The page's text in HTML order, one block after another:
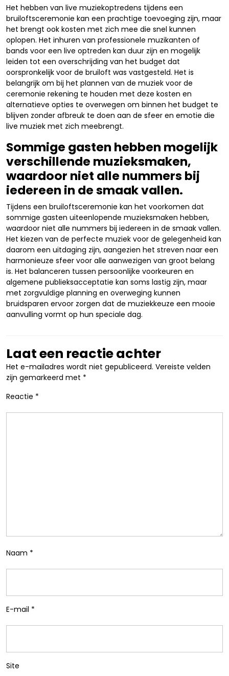
Het hebben van live muziekoptredens tijdens een
bruiloftsceremonie kan een prachtige toevoeging zijn, maar
het brengt ook kosten met zich mee die snel kunnen
oplopen. Het inhuren van professionele muzikanten of
bands voor een live optreden kan duur zijn en mogelijk
leiden tot een overschrijding van het budget dat
oorspronkelijk voor de bruiloft was vastgesteld. Het is
belangrijk om bij het plannen van de muziek voor de
ceremonie rekening te houden met deze kosten en
alternatieve opties te overwegen om binnen het budget te
blijven zonder afbreuk te doen aan de sfeer en emotie die
live muziek met zich meebrengt.
Sommige gasten hebben mogelijk
verschillende muzieksmaken,
waardoor niet alle nummers bij
iedereen in de smaak vallen.
Tijdens een bruiloftsceremonie kan het voorkomen dat
sommige gasten uiteenlopende muzieksmaken hebben,
waardoor niet alle nummers bij iedereen in de smaak vallen.
Het kiezen van de perfecte muziek voor de gelegenheid kan
daarom een uitdaging zijn, aangezien het streven naar een
harmonieuze sfeer voor alle aanwezigen van groot belang
is. Het balanceren tussen persoonlijke voorkeuren en
algemene publieksacceptatie kan soms lastig zijn, maar
met zorgvuldige planning en overweging kunnen
bruidsparen ervoor zorgen dat de muziekkeuze een mooie
aanvulling vormt op hun speciale dag.
Laat een reactie achter
Het e-mailadres wordt niet gepubliceerd. Vereiste velden
zijn gemarkeerd met *
Reactie *
Naam *
E-mail *
Site